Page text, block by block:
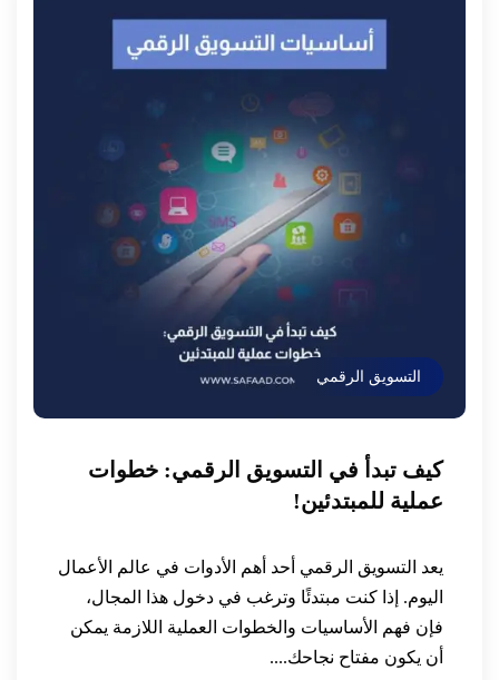
التسويق الرقمي
كيف تبدأ في التسويق الرقمي: خطوات
عملية للمبتدئين!
يعد التسويق الرقمي أحد أهم الأدوات في عالم الأعمال
اليوم. إذا كنت مبتدئًا وترغب في دخول هذا المجال،
فإن فهم الأساسيات والخطوات العملية اللازمة يمكن
أن يكون مفتاح نجاحك....